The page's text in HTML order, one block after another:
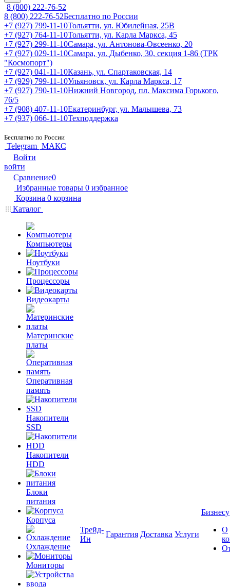
8 (800) 222-76-52
8 (800) 222-76-52Бесплатно по России
+7 (927) 799-11-10Тольятти, ул. Юбилейная, 25В
+7 (927) 764-11-10Тольятти, ул. Карла Маркса, 45
+7 (927) 299-11-10Самара, ул. Антонова-Овсеенко, 20
+7 (927) 029-11-10Самара, ул. Дыбенко, 30, секция 1-86 (ТРК
"Космопорт")
+7 (927) 041-11-10Казань, ул. Спартаковская, 14
+7 (929) 799-11-10Ульяновск, ул. Карла Маркса, 17
+7 (927) 790-11-10Нижний Новгород, пл. Максима Горького,
76/5
+7 (908) 407-11-10Екатеринбург, ул. Малышева, 73
+7 (937) 066-11-10Техподдержка
Бесплатно по России
Telegram МАКС
Войти
войти
Сравнение0
Избранные товары 0 избранное
Корзина 0 корзина
Каталог
Компьютеры
Ноутбуки
Процессоры
Видеокарты
Материнские
платы
Оперативная
память
Накопители
SSD
Накопители
HDD
Блоки
питания
Корпуса
Охлаждение
Мониторы
Трейд-
Ин
Гарантия Доставка Услуги
Бизнесу
О